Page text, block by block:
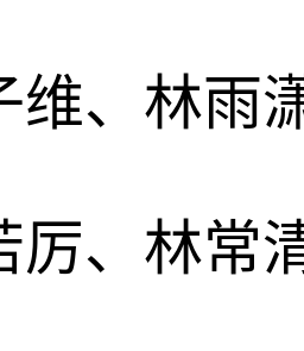
维、林雨
厉、林常